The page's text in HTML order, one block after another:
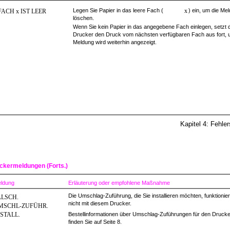
Kapitel 4:
x IST LEER Legen Sie Papier in das leere Fach ( x) ein, um die
löschen.
Wenn Sie kein Papier in das angegebene Fach einlegen, setzt
Drucker den Druck vom nächsten verfügbaren Fach aus fort,
Meldung wird weiterhin angezeigt.
ZUFÜHR.
Die Umschlag-Zuführung, die Sie installieren möchten,
nicht mit diesem Drucker.
Bestellinformationen über Umschlag-Zuführungen für den
finden Sie auf Seite 8.
(Forts.)
Erläuterung oder empfohlene Maßnahme